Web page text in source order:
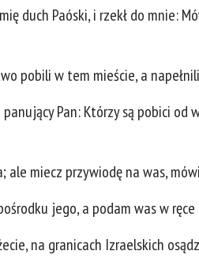
duch Paóski, i rzekł do mnie:
pobili w tem mieście, a
Pan: Którzy są pobici od
ale miecz przywiodę na was,
jego, a podam was w
na granicach Izraelskich